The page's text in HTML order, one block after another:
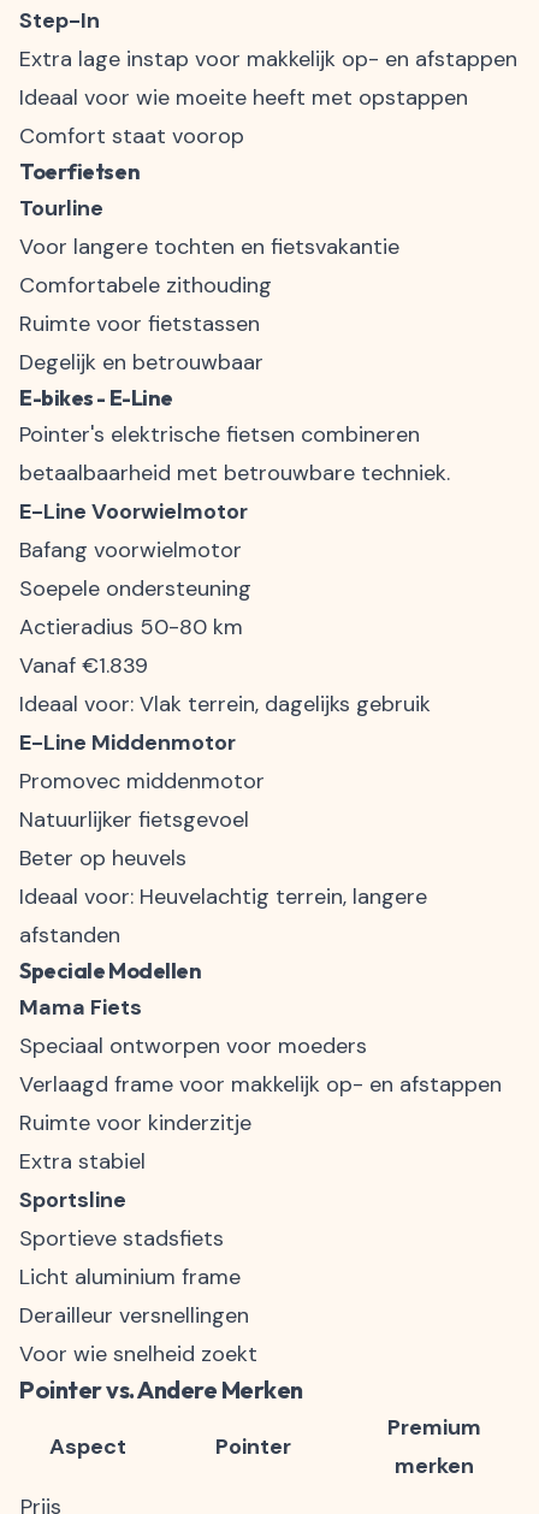
Step-In
Extra lage instap voor makkelijk op- en afstappen
Ideaal voor wie moeite heeft met opstappen
Comfort staat voorop
Toerfietsen
Tourline
Voor langere tochten en fietsvakantie
Comfortabele zithouding
Ruimte voor fietstassen
Degelijk en betrouwbaar
E-bikes - E-Line
Pointer's elektrische fietsen combineren
betaalbaarheid met betrouwbare techniek.
E-Line Voorwielmotor
Bafang voorwielmotor
Soepele ondersteuning
Actieradius 50-80 km
Vanaf €1.839
Ideaal voor: Vlak terrein, dagelijks gebruik
E-Line Middenmotor
Promovec middenmotor
Natuurlijker fietsgevoel
Beter op heuvels
Ideaal voor: Heuvelachtig terrein, langere
afstanden
Speciale Modellen
Mama Fiets
Speciaal ontworpen voor moeders
Verlaagd frame voor makkelijk op- en afstappen
Ruimte voor kinderzitje
Extra stabiel
Sportsline
Sportieve stadsfiets
Licht aluminium frame
Derailleur versnellingen
Voor wie snelheid zoekt
Pointer vs. Andere Merken
Aspect Pointer
Premium
merken
Prijs